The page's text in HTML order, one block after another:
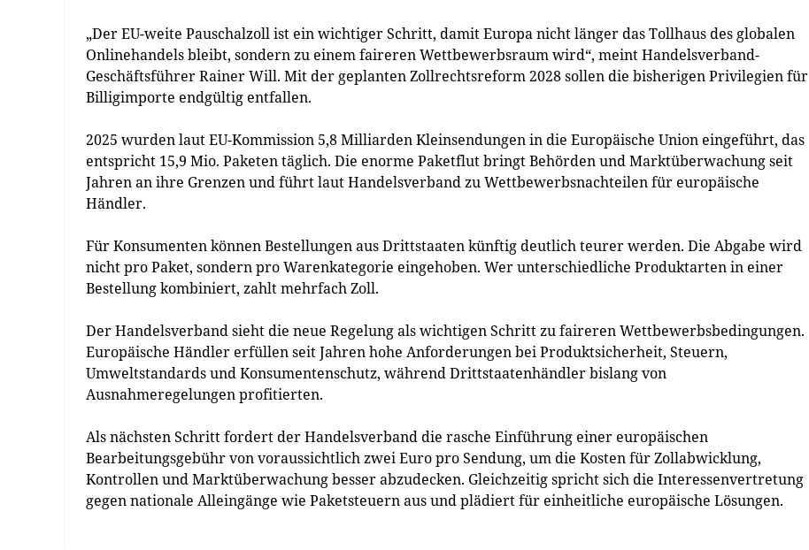
„Der EU-weite Pauschalzoll ist ein wichtiger Schritt, damit Europa nicht länger das Tollhaus des globalen
Onlinehandels bleibt, sondern zu einem faireren Wettbewerbsraum wird“, meint Handelsverband-
Geschäftsführer Rainer Will. Mit der geplanten Zollrechtsreform 2028 sollen die bisherigen Privilegien für
Billigimporte endgültig entfallen.
2025 wurden laut EU-Kommission 5,8 Milliarden Kleinsendungen in die Europäische Union eingeführt, das
entspricht 15,9 Mio. Paketen täglich. Die enorme Paketflut bringt Behörden und Marktüberwachung seit
Jahren an ihre Grenzen und führt laut Handelsverband zu Wettbewerbsnachteilen für europäische
Händler.
Für Konsumenten können Bestellungen aus Drittstaaten künftig deutlich teurer werden. Die Abgabe wird
nicht pro Paket, sondern pro Warenkategorie eingehoben. Wer unterschiedliche Produktarten in einer
Bestellung kombiniert, zahlt mehrfach Zoll.
Der Handelsverband sieht die neue Regelung als wichtigen Schritt zu faireren Wettbewerbsbedingungen.
Europäische Händler erfüllen seit Jahren hohe Anforderungen bei Produktsicherheit, Steuern,
Umweltstandards und Konsumentenschutz, während Drittstaatenhändler bislang von
Ausnahmeregelungen profitierten.
Als nächsten Schritt fordert der Handelsverband die rasche Einführung einer europäischen
Bearbeitungsgebühr von voraussichtlich zwei Euro pro Sendung, um die Kosten für Zollabwicklung,
Kontrollen und Marktüberwachung besser abzudecken. Gleichzeitig spricht sich die Interessenvertretung
gegen nationale Alleingänge wie Paketsteuern aus und plädiert für einheitliche europäische Lösungen.